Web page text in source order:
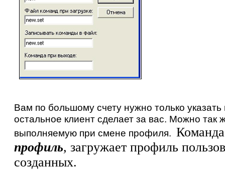
Вам по большому счету нужно только
остальное клиент сделает за вас. Можно так
выполняемую при смене профиля.
профиль, загружает профиль
созданных.